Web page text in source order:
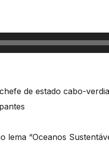
de estado cabo-
lema “Oceanos